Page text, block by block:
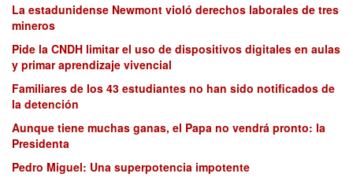
La estadunidense Newmont violó derechos laborales de tres
mineros
Pide la CNDH limitar el uso de dispositivos digitales en aulas
y primar aprendizaje vivencial
Familiares de los 43 estudiantes no han sido notificados de
la detención
Aunque tiene muchas ganas, el Papa no vendrá pronto: la
Presidenta
Pedro Miguel: Una superpotencia impotente